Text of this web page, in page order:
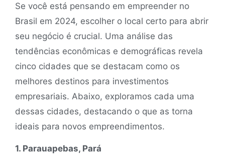
Se você está pensando em empreender no
Brasil em 2024, escolher o local certo para abrir
seu negócio é crucial. Uma análise das
tendências econômicas e demográficas revela
cinco cidades que se destacam como os
melhores destinos para investimentos
empresariais. Abaixo, exploramos cada uma
dessas cidades, destacando o que as torna
ideais para novos empreendimentos.
1. Parauapebas, Pará